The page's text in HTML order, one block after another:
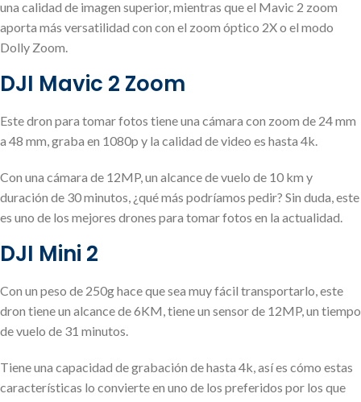
una calidad de imagen superior, mientras que el Mavic 2 zoom
aporta más versatilidad con con el zoom óptico 2X o el modo
Dolly Zoom.
DJI Mavic 2 Zoom
Este dron para tomar fotos tiene una cámara con zoom de 24 mm
a 48 mm, graba en 1080p y la calidad de video es hasta 4k.
Con una cámara de 12MP, un alcance de vuelo de 10 km y
duración de 30 minutos, ¿qué más podríamos pedir? Sin duda, este
es uno de los mejores drones para tomar fotos en la actualidad.
DJI Mini 2
Con un peso de 250g hace que sea muy fácil transportarlo, este
dron tiene un alcance de 6KM, tiene un sensor de 12MP, un tiempo
de vuelo de 31 minutos.
Tiene una capacidad de grabación de hasta 4k, así es cómo estas
características lo convierte en uno de los preferidos por los que